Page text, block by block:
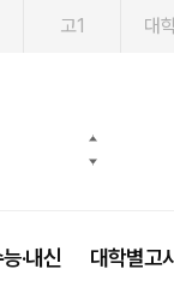
고1 대
·내신 대학별고